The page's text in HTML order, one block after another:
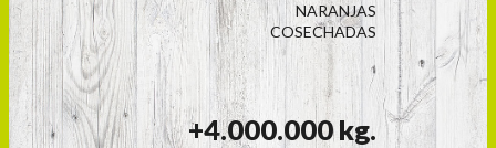
NARANJAS
COSECHADAS
+4.000.000 kg.